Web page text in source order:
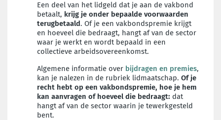
Een deel van het lidgeld dat je aan de vakbond
betaalt, krijg je onder bepaalde voorwaarden
terugbetaald. Of je een vakbondspremie krijgt
en hoeveel die bedraagt, hangt af van de sector
waar je werkt en wordt bepaald in een
collectieve arbeidsovereenkomst.
Algemene informatie over bijdragen en premies,
kan je nalezen in de rubriek lidmaatschap. Of je
recht hebt op een vakbondspremie, hoe je hem
kan aanvragen of hoeveel die bedraagt: dat
hangt af van de sector waarin je tewerkgesteld
bent.